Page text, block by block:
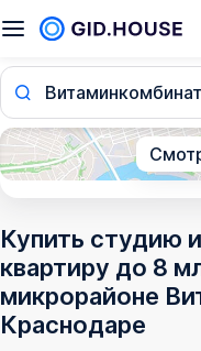
Витаминкомбинат
Купить студию
квартиру до 8
микрорайоне
Краснодаре